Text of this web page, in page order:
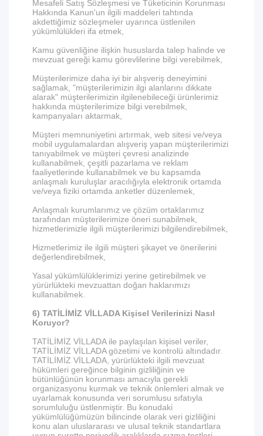
Mesafeli Satış Sözleşmesi ve Tüketicinin Korunması
Hakkında Kanun'un ilgili maddeleri tahtında
akdettiğimiz sözleşmeler uyarınca üstlenilen
yükümlülükleri ifa etmek,
Kamu güvenliğine ilişkin hususlarda talep halinde ve
mevzuat gereği kamu görevlilerine bilgi verebilmek,
Müşterilerimize daha iyi bir alışveriş deneyimini
sağlamak, "müşterilerimizin ilgi alanlarını dikkate
alarak" müşterilerimizin ilgilenebileceği ürünlerimiz
hakkında müşterilerimize bilgi verebilmek,
kampanyaları aktarmak,
Müşteri memnuniyetini artırmak, web sitesi ve/veya
mobil uygulamalardan alışveriş yapan müşterilerimizi
tanıyabilmek ve müşteri çevresi analizinde
kullanabilmek, çeşitli pazarlama ve reklam
faaliyetlerinde kullanabilmek ve bu kapsamda
anlaşmalı kuruluşlar aracılığıyla elektronik ortamda
ve/veya fiziki ortamda anketler düzenlemek,
Anlaşmalı kurumlarımız ve çözüm ortaklarımız
tarafından müşterilerimize öneri sunabilmek,
hizmetlerimizle ilgili müşterilerimizi bilgilendirebilmek,
Hizmetlerimiz ile ilgili müşteri şikayet ve önerilerini
değerlendirebilmek,
Yasal yükümlülüklerimizi yerine getirebilmek ve
yürürlükteki mevzuattan doğan haklarımızı
kullanabilmek.
6) TATİLİMİZ VİLLADA Kişisel Verilerinizi Nasıl
Koruyor?
TATİLİMİZ VİLLADA ile paylaşılan kişisel veriler,
TATİLİMİZ VİLLADA gözetimi ve kontrolü altındadır.
TATİLİMİZ VİLLADA, yürürlükteki ilgili mevzuat
hükümleri gereğince bilginin gizliliğinin ve
bütünlüğünün korunması amacıyla gerekli
organizasyonu kurmak ve teknik önlemleri almak ve
uyarlamak konusunda veri sorumlusu sıfatıyla
sorumluluğu üstlenmiştir. Bu konudaki
yükümlülüğümüzün bilincinde olarak veri gizliliğini
konu alan uluslararası ve ulusal teknik standartlara